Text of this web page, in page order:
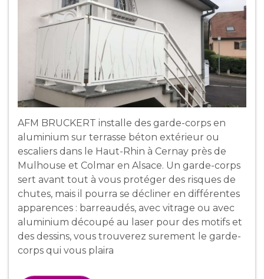
AFM BRUCKERT installe des garde-corps en
aluminium sur terrasse béton extérieur ou
escaliers dans le Haut-Rhin à Cernay près de
Mulhouse et Colmar en Alsace. Un garde-corps
sert avant tout à vous protéger des risques de
chutes, mais il pourra se décliner en différentes
apparences : barreaudés, avec vitrage ou avec
aluminium découpé au laser pour des motifs et
des dessins, vous trouverez surement le garde-
corps qui vous plaira